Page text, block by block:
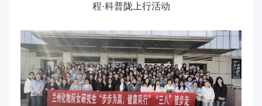
程·科普陇上行活动